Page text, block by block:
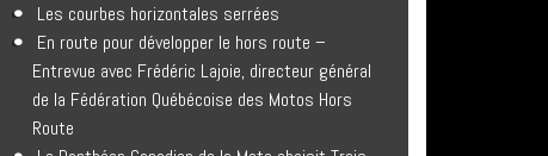
Les courbes horizontales serrées
En route pour développer le hors route –
Entrevue avec Frédéric Lajoie, directeur général
de la Fédération Québécoise des Motos Hors
Route